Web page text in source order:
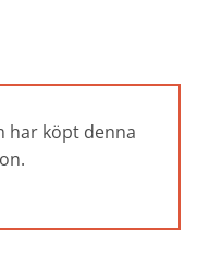
har köpt denna